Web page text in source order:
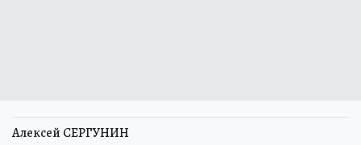
Алексей СЕРГУНИН